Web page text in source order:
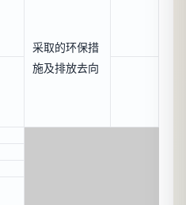
采取的环保措
施及排放去向